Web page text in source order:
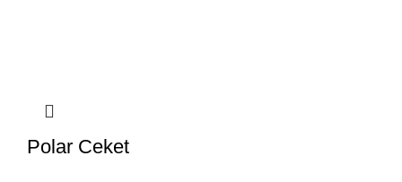
Polar Ceket